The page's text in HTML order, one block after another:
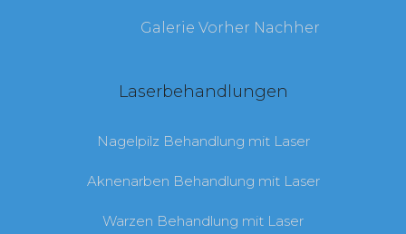
Galerie Vorher Nachher
Laserbehandlungen
Nagelpilz Behandlung mit Laser
Aknenarben Behandlung mit Laser
Warzen Behandlung mit Laser